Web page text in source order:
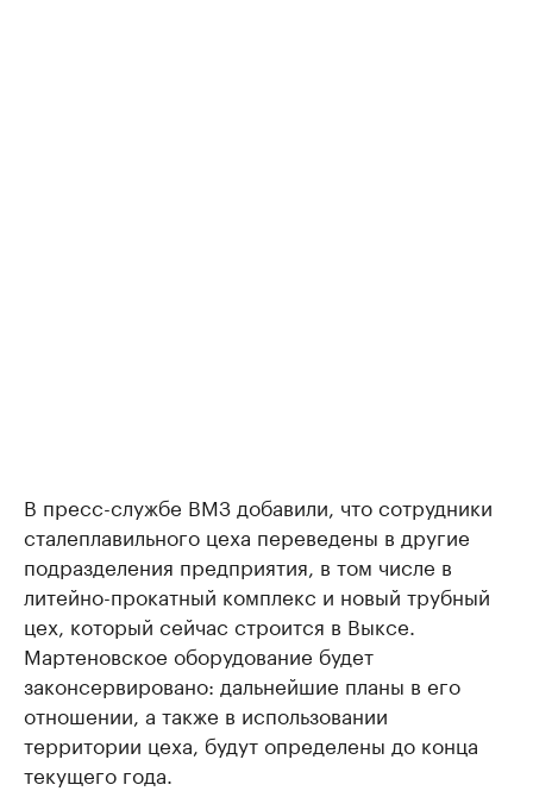
В пресс-службе ВМЗ добавили, что сотрудники
сталеплавильного цеха переведены в другие
подразделения предприятия, в том числе в
литейно-прокатный комплекс и новый трубный
цех, который сейчас строится в Выксе.
Мартеновское оборудование будет
законсервировано: дальнейшие планы в его
отношении, а также в использовании
территории цеха, будут определены до конца
текущего года.